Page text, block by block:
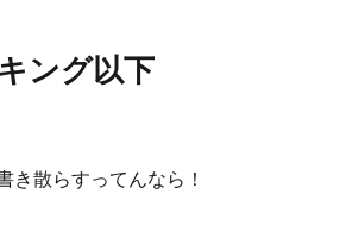
ング以下
き散らすってんなら！